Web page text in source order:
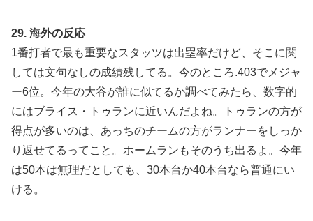
29. 海外の反応
1番打者で最も重要なスタッツは出塁率だけど、そこに関
しては文句なしの成績残してる。今のところ.403でメジャ
ー6位。今年の大谷が誰に似てるか調べてみたら、数字的
にはブライス・トゥランに近いんだよね。トゥランの方が
得点が多いのは、あっちのチームの方がランナーをしっか
り返せてるってこと。ホームランもそのうち出るよ。今年
は50本は無理だとしても、30本台か40本台なら普通にい
ける。